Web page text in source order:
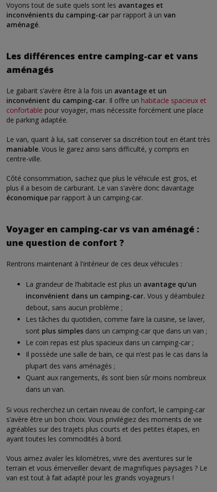
Voyons tout de suite quels sont les avantages et
inconvénients du camping-car par rapport à unvan
aménagé.
Les différences entre camping-car et vans
aménagés
Le gabarit s’avère être à la fois un avantage et un
inconvénient du camping-car. Il offre un habitacle spacieux et
confortable pour voyager, mais nécessite forcément une place
de parking adaptée.
Le van, quant à lui, sait conserver sa discrétion tout en étant très
maniable. Vous le garez ainsi sans difficulté, y compris en
centre-ville.
Côté consommation, sachez que plus le véhicule est gros, et
plus il a besoin de carburant. Le van s’avère donc davantage
économique par rapport à un camping-car.
Voyager en camping-car vs van aménagé :
une question de confort ?
Rentrons maintenant à l'intérieur de ces deux véhicules :
La grandeur de l’habitacle est plus un avantage qu’un
inconvénient dans un camping-car. Vous y déambulez
debout, sans aucun problème ;
Les tâches du quotidien, comme faire la cuisine, se laver,
sont plus simples dans un camping-car que dans un van ;
Le coin repas est plus spacieux dans un camping-car ;
Il possède une salle de bain, ce qui n’est pas le cas dans la
plupart des vans aménagés ;
Quant aux rangements, ils sont bien sûr moins nombreux
dans un van.
Si vous recherchez un certain niveau de confort, le camping-car
s’avère être un bon choix. Vous privilégiez des moments de vie
agréables sur des trajets plus courts et des petites étapes, en
ayant toutes les commodités à bord.
Vous aimez avaler les kilomètres, vivre des aventures sur le
terrain et vous émerveiller devant de magnifiques paysages ? Le
van est tout à fait adapté pour les grands voyageurs !